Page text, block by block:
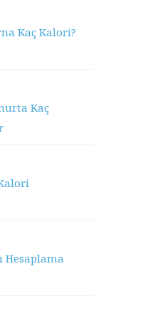
Kaç Kalori?
Kaç
Hesaplama